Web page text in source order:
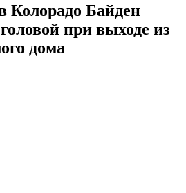
Колорадо Байден
при выходе из
дома